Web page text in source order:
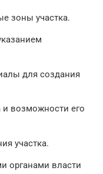
зоны участка.
для создания
и возможности его
участка.
органами власти